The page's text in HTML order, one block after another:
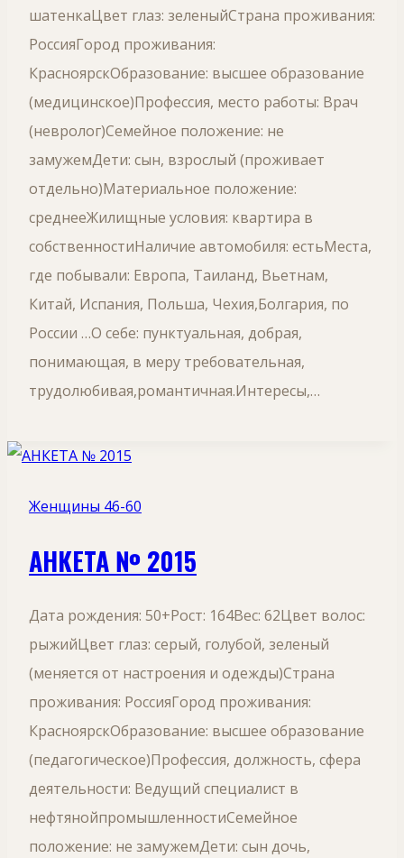
шатенкаЦвет глаз: зеленыйСтрана проживания:
РоссияГород проживания:
КрасноярскОбразование: высшее образование
(медицинское)Профессия, место работы: Врач
(невролог)Семейное положение: не
замужемДети: сын, взрослый (проживает
отдельно)Материальное положение:
среднееЖилищные условия: квартира в
собственностиНаличие автомобиля: естьМеста,
где побывали: Европа, Таиланд, Вьетнам,
Китай, Испания, Польша, Чехия,Болгария, по
России …О себе: пунктуальная, добрая,
понимающая, в меру требовательная,
трудолюбивая,романтичная.Интересы,…
Женщины 46-60
АНКЕТА № 2015
Дата рождения: 50+Рост: 164Вес: 62Цвет волос:
рыжийЦвет глаз: серый, голубой, зеленый
(меняется от настроения и одежды)Страна
проживания: РоссияГород проживания:
КрасноярскОбразование: высшее образование
(педагогическое)Профессия, должность, сфера
деятельности: Ведущий специалист в
нефтянойпромышленностиСемейное
положение: не замужемДети: сын дочь,